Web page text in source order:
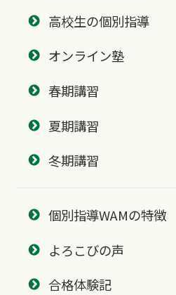
高校生の個別指導
オンライン塾
春期講習
夏期講習
冬期講習
個別指導WAMの特徴
よろこびの声
合格体験記